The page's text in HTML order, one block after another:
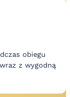
obiegu
z wygodną